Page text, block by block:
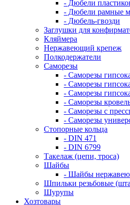
- Дюбели
- Дюбели рамные
- Дюбель-гвозди
Заглушки для
Кляймера
Нержавеющий крепеж
Полкодержатели
Саморезы
- Саморезы
- Саморезы
- Саморезы
- Саморезы
- Саморезы с
- Саморезы
Стопорные кольца
- DIN 471
- DIN 6799
Такелаж (цепи, троса)
Шайбы
- Шайбы
Шпильки резьбовые
Шурупы
Хозтовары